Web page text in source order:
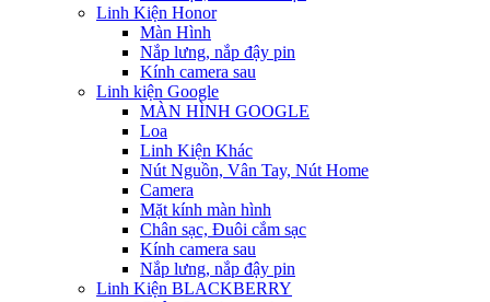
Linh Kiện Honor
Màn Hình
Nắp lưng, nắp đậy pin
Kính camera sau
Linh kiện Google
MÀN HÌNH GOOGLE
Loa
Linh Kiện Khác
Nút Nguồn, Vân Tay, Nút Home
Camera
Mặt kính màn hình
Chân sạc, Đuôi cắm sạc
Kính camera sau
Nắp lưng, nắp đậy pin
Linh Kiện BLACKBERRY